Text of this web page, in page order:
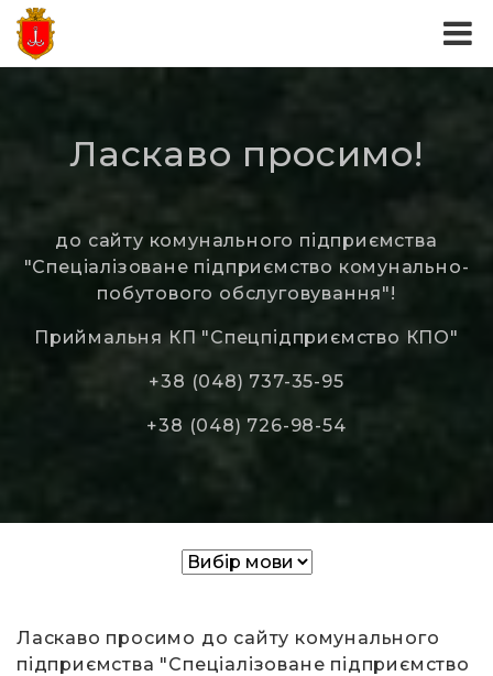
Ласкаво просимо!
до сайту комунального підприємства
"Спеціалізоване підприємство комунально-
побутового обслуговування"!
Приймальня КП "Спецпідприємство КПО"
+38 (048) 737-35-95
+38 (048) 726-98-54
Ласкаво просимо до сайту комунального
підприємства "Спеціалізоване підприємство